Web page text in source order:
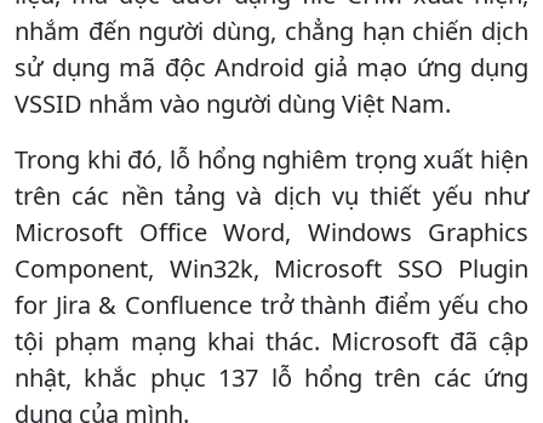
nhắm đến người dùng, chẳng hạn chiến dịch
sử dụng mã độc Android giả mạo ứng dụng
VSSID nhắm vào người dùng Việt Nam.
Trong khi đó, lỗ hổng nghiêm trọng xuất hiện
trên các nền tảng và dịch vụ thiết yếu như
Microsoft Office Word, Windows Graphics
Component, Win32k, Microsoft SSO Plugin
for Jira & Confluence trở thành điểm yếu cho
tội phạm mạng khai thác. Microsoft đã cập
nhật, khắc phục 137 lỗ hổng trên các ứng
dụng của mình.